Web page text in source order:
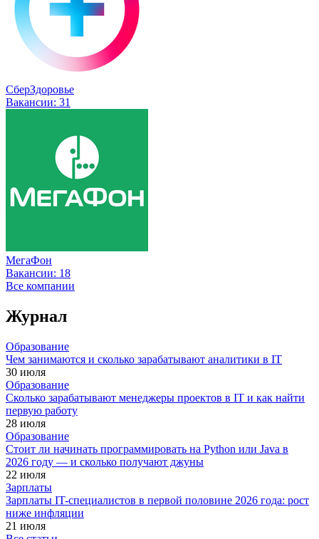
СберЗдоровье
Вакансии: 31
МегаФон
Вакансии: 18
Все компании
Журнал
Образование
Чем занимаются и сколько зарабатывают аналитики в IT
30 июля
Образование
Сколько зарабатывают менеджеры проектов в IT и как найти
первую работу
28 июля
Образование
Стоит ли начинать программировать на Python или Java в
2026 году — и сколько получают джуны
22 июля
Зарплаты
Зарплаты IT-специалистов в первой половине 2026 года: рост
ниже инфляции
21 июля